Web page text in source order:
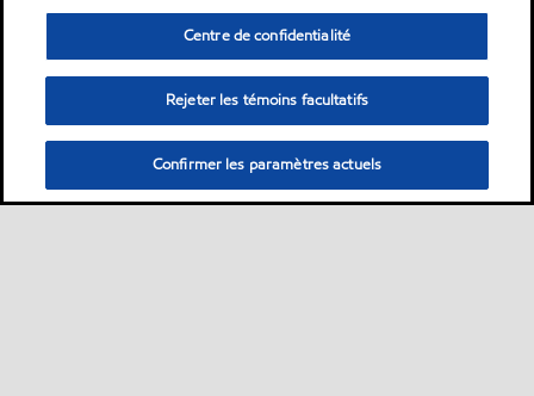
Centre de confidentialité
Rejeter les témoins facultatifs
Confirmer les paramètres actuels